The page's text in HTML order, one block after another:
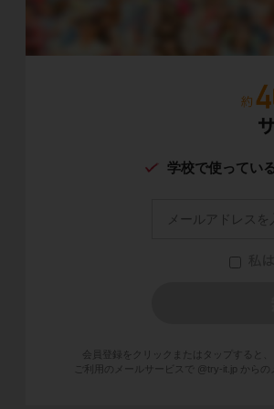
学校で使ってい
会員登録をクリックまたはタップすると、
ご利用のメールサービスで @try-it.jp から